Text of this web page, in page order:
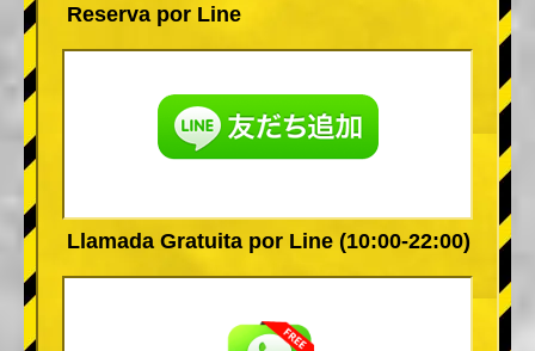
Reserva por Line
Llamada Gratuita por Line (10:00-22:00)